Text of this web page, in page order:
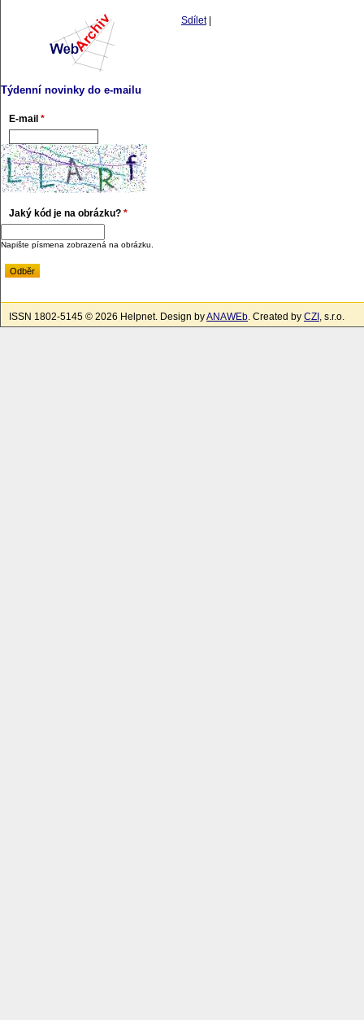
Sdílet
Týdenní novinky do e-mailu
E-mail *
Jaký kód je na obrázku? *
Napište písmena zobrazená na obrázku.
ISSN 1802-5145 © 2026 Helpnet. Design byANAWEb. Created by CZI , s.r.o.